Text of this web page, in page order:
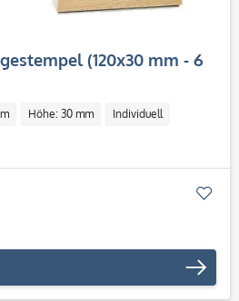
(120x30 mm - 6
Höhe: 30 mm Individuell